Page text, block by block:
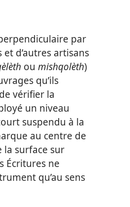
par
d’autres artisans
ou mishqolèth)
qu’ils
vérifier la
un niveau
suspendu à la
au centre de
la surface sur
Écritures ne
qu’au sens